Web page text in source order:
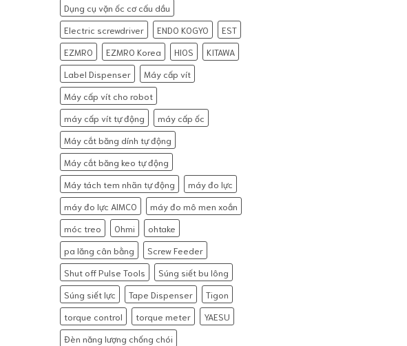
Dụng cụ vặn ốc cơ cấu dầu
Electric screwdriver
ENDO KOGYO
EST
EZMRO
EZMRO Korea HIOS
KITAWA
Label Dispenser
Máy cấp vít
Máy cấp vít cho robot
máy cấp vít tự động
máy cấp ốc
Máy cắt băng dính tự động
Máy cắt băng keo tự động
Máy tách tem nhãn tự động
máy đo lực
máy đo lực AIMCO
máy đo mô men xoắn
móc treo
Ohmi
ohtake
pa lăng cân bằng
Screw Feeder
Shut off Pulse Tools
Súng siết bu lông
Súng siết lực
Tape Dispenser
Tigon
torque control
torque meter
YAESU
Đèn năng lượng chống chói